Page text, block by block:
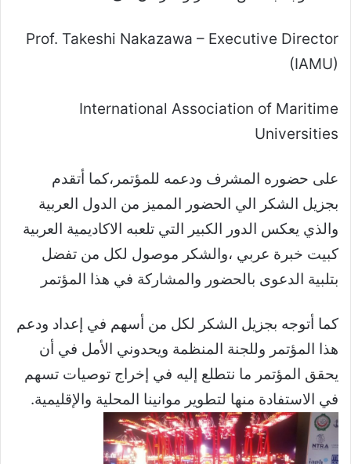
Prof. Takeshi Nakazawa – Executive Director
(IAMU)
International Association of Maritime
Universities
على حضوره المشرف ودعمه للمؤتمر،كما أتقدم
بجزيل الشكر الي الحضور المميز من الدول العربية
والذي يعكس الدور الكبير التي تلعبه الاكاديمية العربية
كبيت خبرة عربي ،والشكر موصول لكل من تفضل
بتلبية الدعوى بالحضور والمشاركة في هذا المؤتمر
كما أتوجه بجزيل الشكر لكل من أسهم في إعداد ودعم
هذا المؤتمر وللجنة المنظمة ويحدوني الأمل في أن
يحقق المؤتمر ما نتطلع إليه في إخراج توصيات تسهم
في الاستفادة منها لتطوير موانينا المحلية والإقليمية.